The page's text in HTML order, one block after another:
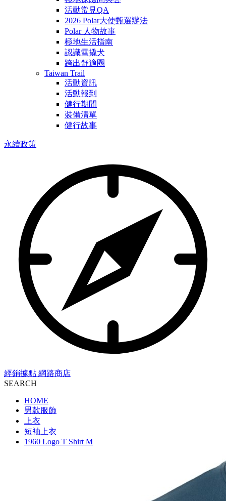
活動常見QA
2026 Polar大使甄選辦法
Polar 人物故事
極地生活指南
認識雪撬犬
跨出舒適圈
Taiwan Trail
活動資訊
活動報到
健行期間
裝備清單
健行故事
永續政策
經銷據點 網路商店
SEARCH
HOME
男款服飾
上衣
短袖上衣
1960 Logo T Shirt M